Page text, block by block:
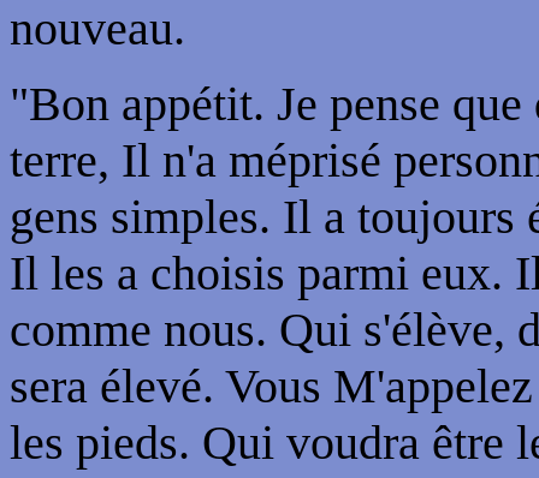
nouveau.
"Bon appétit. Je pense
terre, Il n'a méprisé
gens simples. Il a toujours
Il les a choisis parmi eux.
comme nous. Qui s'élève,
sera élevé. Vous
les pieds. Qui voudra être